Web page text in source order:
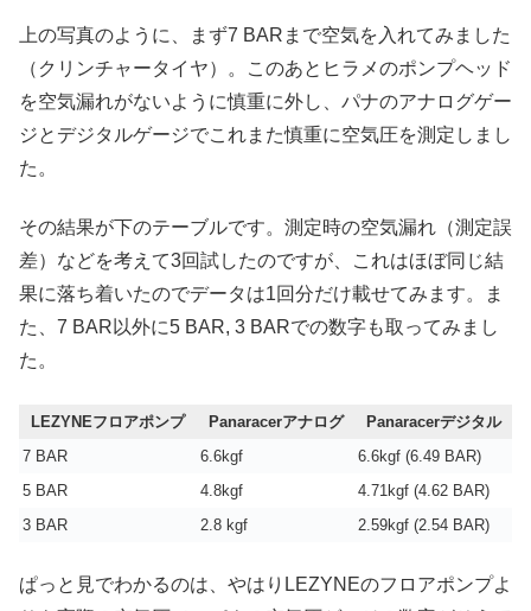
上の写真のように、まず7 BARまで空気を入れてみました
（クリンチャータイヤ）。このあとヒラメのポンプヘッド
を空気漏れがないように慎重に外し、パナのアナログゲー
ジとデジタルゲージでこれまた慎重に空気圧を測定しまし
た。
その結果が下のテーブルです。測定時の空気漏れ（測定誤
差）などを考えて3回試したのですが、これはほぼ同じ結
果に落ち着いたのでデータは1回分だけ載せてみます。ま
た、7 BAR以外に5 BAR, 3 BARでの数字も取ってみまし
た。
LEZYNEフロアポンプ Panaracerアナログ
Panaracerデジタル
7 BAR
6.6kgf
6.6kgf (6.49 BAR)
5 BAR
4.8kgf
4.71kgf (4.62 BAR)
3 BAR
2.8 kgf 2.59kgf (2.54 BAR)
ぱっと見でわかるのは、やはりLEZYNEのフロアポンプよ